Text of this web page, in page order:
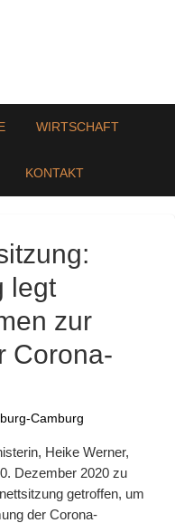
WIRTSCHAFT
KONTAKT
legt
zur
Corona-
Camburg
Heike Werner,
Dezember 2020 zu
getroffen, um
der Corona-